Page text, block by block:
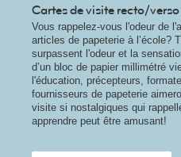
Cartes de visite recto/verso
Vous rappelez-vous l'odeur de
articles de papeterie à l’école?
surpassent l'odeur et la
d’un bloc de papier millimétré
l'éducation, précepteurs,
fournisseurs de papeterie
visite si nostalgiques qui
apprendre peut être amusant!